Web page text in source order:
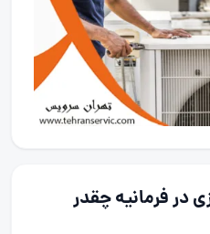
در فرمانیه چقدر